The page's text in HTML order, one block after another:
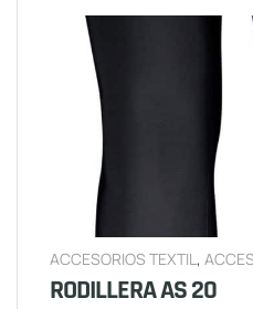
ACCESORIOS TEXTIL,
RODILLERA AS 20